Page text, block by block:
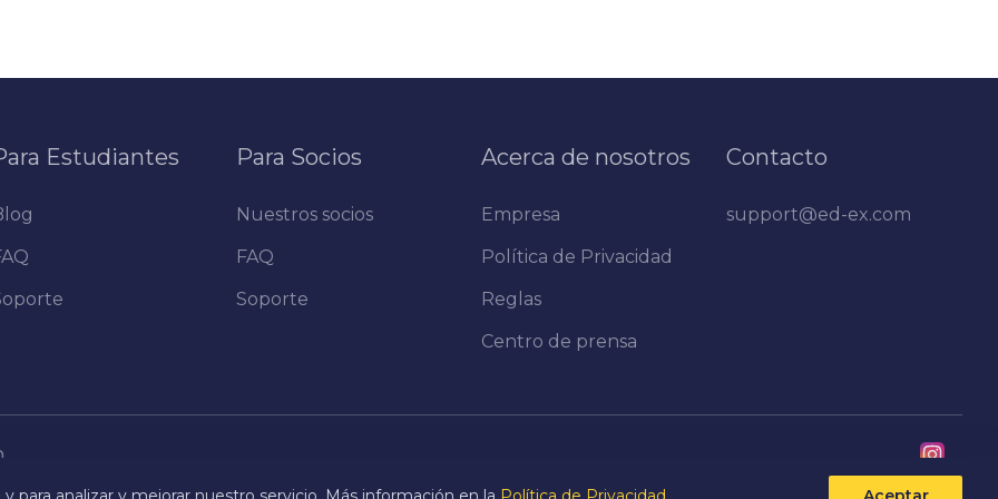
Estudiantes Para Socios
Nuestros socios
FAQ
Soporte
Acerca de nosotros
Empresa
Política de Privacidad
Reglas
Centro de prensa
Contacto
support@ed-ex.com